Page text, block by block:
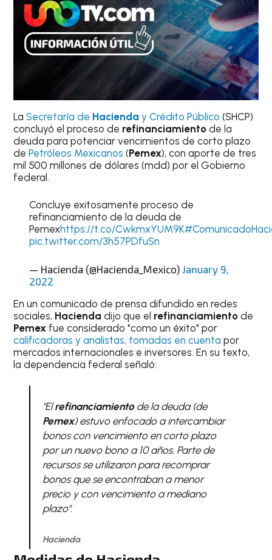
LaSecretaría de Hacienda y Crédito Público (SHCP)
concluyó el proceso de refinanciamiento de la
deuda para potenciar vencimientos de corto plazo
dePetróleos Mexicanos (Pemex), con aporte de tres
mil 500 millones de dólares (mdd) por el Gobierno
federal.
Concluye exitosamente proceso de
refinanciamiento de la deuda de
Pemexhttps://t.co/CwkmxYUM9K
pic.twitter.com/3h57PDfuSn
— Hacienda (@Hacienda_Mexico) January 9,
2022
En un comunicado de prensa difundido en redes
sociales, Hacienda dijo que el refinanciamiento de
Pemex fue considerado "como un éxito" por
calificadoras y analistas, tomadas en cuenta por
mercados internacionales e inversores. En su texto,
la dependencia federal señaló:
"Elrefinanciamientode la deuda (de
Pemex) estuvo enfocado a intercambiar
bonos con vencimiento en corto plazo
por un nuevo bono a 10 años. Parte de
recursos se utilizaron para recomprar
bonos que se encontraban a menor
precio y con vencimiento a mediano
plazo".
Hacienda.